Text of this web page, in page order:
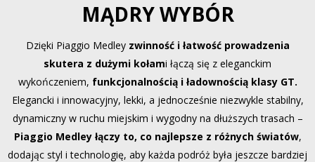
MĄDRY WYBÓR
Dzięki Piaggio Medley zwinność i łatwość prowadzenia
skutera z dużymi kołami łączą się z eleganckim
wykończeniem, funkcjonalnością i ładownością klasy GT.
Elegancki i innowacyjny, lekki, a jednocześnie niezwykle stabilny,
dynamiczny w ruchu miejskim i wygodny na dłuższych trasach –
Piaggio Medley łączy to, co najlepsze z różnych światów,
dodając styl i technologię, aby każda podróż była jeszcze bardziej